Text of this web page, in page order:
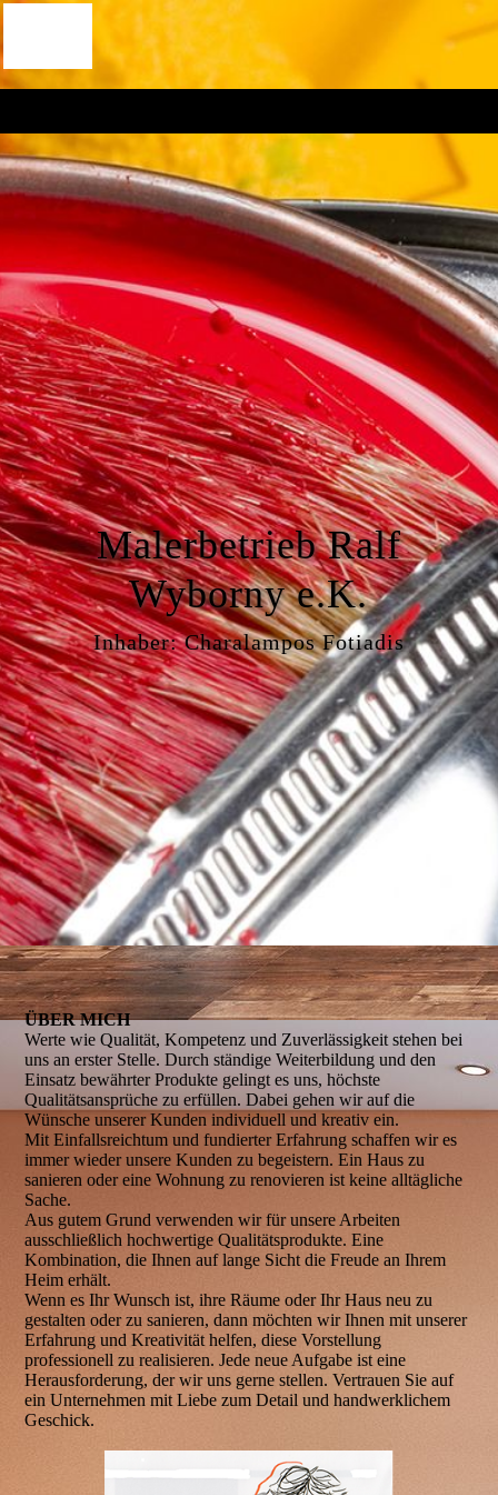
Malerbetrieb Ralf
Wyborny e.K.
Inhaber: Charalampos Fotiadis
ÜBER MICH
Werte wie Qualität, Kompetenz und Zuverlässigkeit stehen bei
uns an erster Stelle. Durch ständige Weiterbildung und den
Einsatz bewährter Produkte gelingt es uns, höchste
Qualitätsansprüche zu erfüllen. Dabei gehen wir auf die
Wünsche unserer Kunden individuell und kreativ ein.
Mit Einfallsreichtum und fundierter Erfahrung schaffen wir es
immer wieder unsere Kunden zu begeistern. Ein Haus zu
sanieren oder eine Wohnung zu renovieren ist keine alltägliche
Sache.
Aus gutem Grund verwenden wir für unsere Arbeiten
ausschließlich hochwertige Qualitätsprodukte. Eine
Kombination, die Ihnen auf lange Sicht die Freude an Ihrem
Heim erhält.
Wenn es Ihr Wunsch ist, ihre Räume oder Ihr Haus neu zu
gestalten oder zu sanieren, dann möchten wir Ihnen mit unserer
Erfahrung und Kreativität helfen, diese Vorstellung
professionell zu realisieren. Jede neue Aufgabe ist eine
Herausforderung, der wir uns gerne stellen. Vertrauen Sie auf
ein Unternehmen mit Liebe zum Detail und handwerklichem
Geschick.